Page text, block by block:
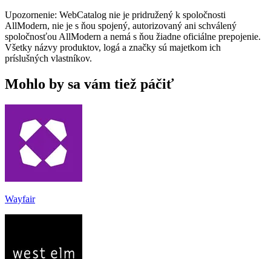
Upozornenie: WebCatalog nie je pridružený k spoločnosti
AllModern, nie je s ňou spojený, autorizovaný ani schválený
spoločnosťou AllModern a nemá s ňou žiadne oficiálne prepojenie.
Všetky názvy produktov, logá a značky sú majetkom ich
príslušných vlastníkov.
Mohlo by sa vám tiež páčiť
Wayfair